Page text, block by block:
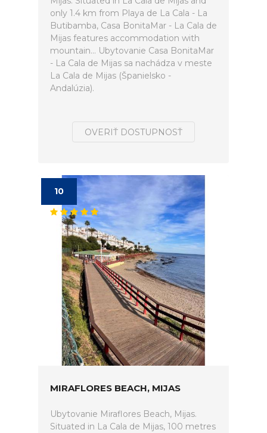
only 1.4 km from Playa de La Cala - La
Butibamba, Casa BonitaMar - La Cala de
Mijas features accommodation with
mountain... Ubytovanie Casa BonitaMar
- La Cala de Mijas sa nachádza v meste
La Cala de Mijas (Španielsko -
Andalúzia).
OVERIŤ DOSTUPNOSŤ
10
MIRAFLORES BEACH, MIJAS
Ubytovanie Miraflores Beach, Mijas.
Situated in La Cala de Mijas, 100 metres